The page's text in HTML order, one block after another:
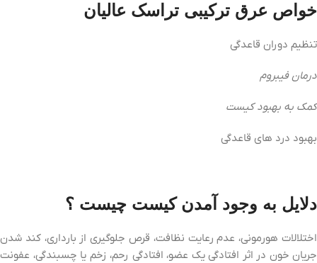
خواص عرق ترکیبی تراسک عالیان
تنظیم دوران قاعدگی
درمان فیبروم
کمک به بهبود کیست
بهبود درد های قاعدگی
دلایل به وجود آمدن کیست چیست ؟
اختلالات هورمونی، عدم رعایت نظافت، قرص جلوگیری از بارداری، کند شدن
جریان خون در اثر افتادگی یک عضو، افتادگی رحم، زخم یا چسبندگی، عفونت